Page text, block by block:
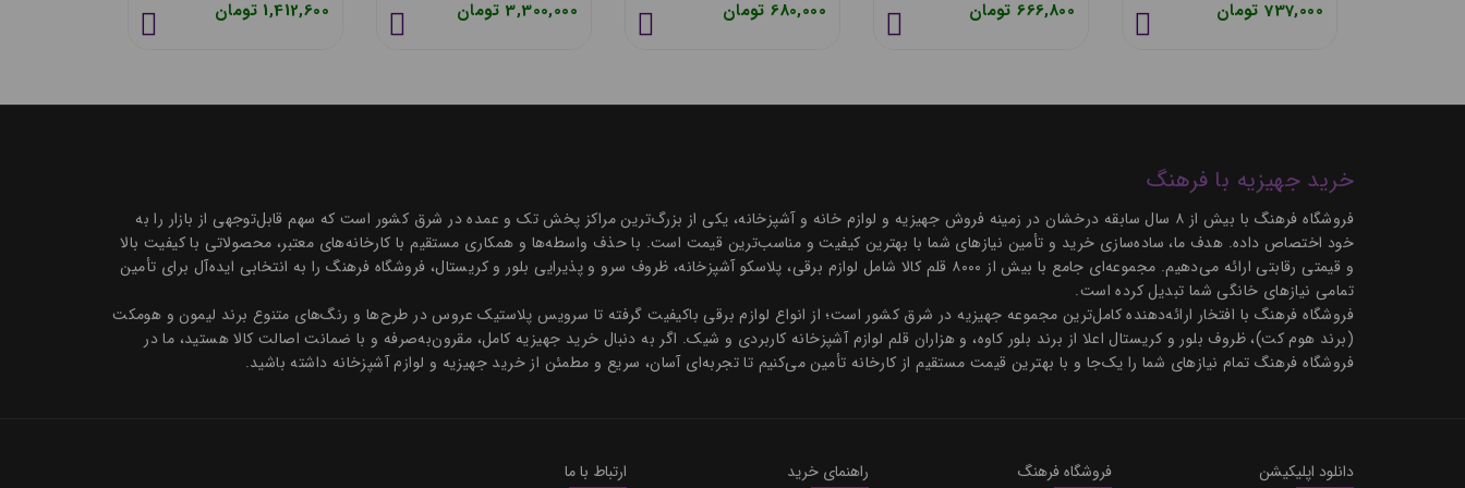
583,000 تومان 737,000 تومان 666,800 تومان 680,000 تومان 3,300,000 تومان
خرید جهیزیه با فرهنگ
فروشگاه فرهنگ با بیش از ۸ سال سابقه درخشان در زمینه فروش جهیزیه و لوازم خانه و آشپزخانه، یکی از بزرگ‌ترین مراکز پخش تک و عمده در شرق کشور است که سهم قابل‌توجهی از بازار را به
خود اختصاص داده. هدف ما، ساده‌سازی خرید و تأمین نیازهای شما با بهترین کیفیت و مناسب‌ترین قیمت است. با حذف واسطه‌ها و همکاری مستقیم با کارخانه‌های معتبر، محصولاتی با کیفیت بالا
و قیمتی رقابتی ارائه می‌دهیم. مجموعه‌ای جامع با بیش از ۸۰۰۰ قلم کالا شامل لوازم برقی، پلاسکو آشپزخانه، ظروف سرو و پذیرایی بلور و کریستال، فروشگاه فرهنگ را به انتخابی ایده‌آل برای تأمین
تمامی نیازهای خانگی شما تبدیل کرده است.
فروشگاه فرهنگ با افتخار ارائه‌دهنده کامل‌ترین مجموعه جهیزیه در شرق کشور است؛ از انواع لوازم برقی باکیفیت گرفته تا سرویس پلاستیک عروس در طرح‌ها و رنگ‌های متنوع برند لیمون و هومکت
(برند هوم کت)، ظروف بلور و کریستال اعلا از برند بلور کاوه، و هزاران قلم لوازم آشپزخانه کاربردی و شیک. اگر به دنبال خرید جهیزیه کامل، مقرون‌به‌صرفه و با ضمانت اصالت کالا هستید، ما در
فروشگاه فرهنگ تمام نیازهای شما را یک‌جا و با بهترین قیمت مستقیم از کارخانه تأمین می‌کنیم تا تجربه‌ای آسان، سریع و مطمئن از خرید جهیزیه و لوازم آشپزخانه داشته باشید.
دانلود اپلیکیشن فروشگاه فرهنگ راهنمای خرید ارتباط با ما